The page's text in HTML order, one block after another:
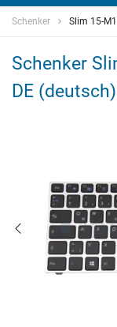
Schenker Slim 15-
Schenker
DE